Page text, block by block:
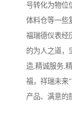
号转化为物位
体料仓等一些
福瑞德仪表经
的为人之道，
造,精诚服务,
福，祥瑞未来
产品、满意的